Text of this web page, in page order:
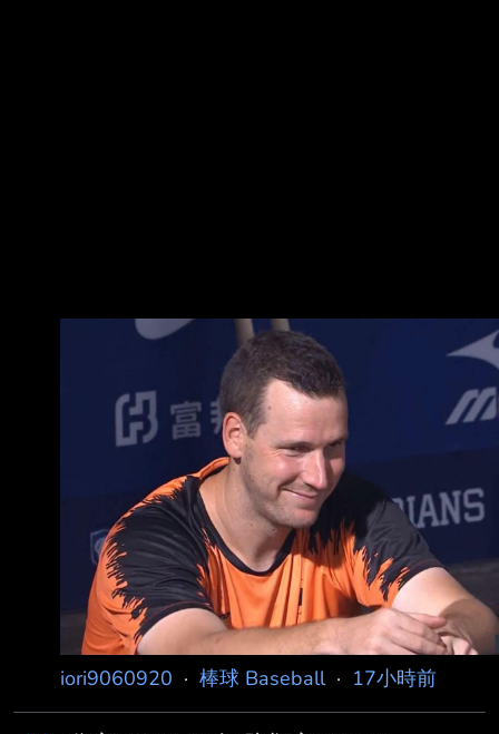
iori9060920 · 棒球 Baseball· 17小時前